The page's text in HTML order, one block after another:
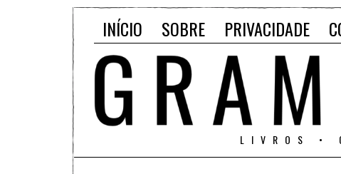
INÍCIO SOBRE PRIVACIDADE
LIVROS •